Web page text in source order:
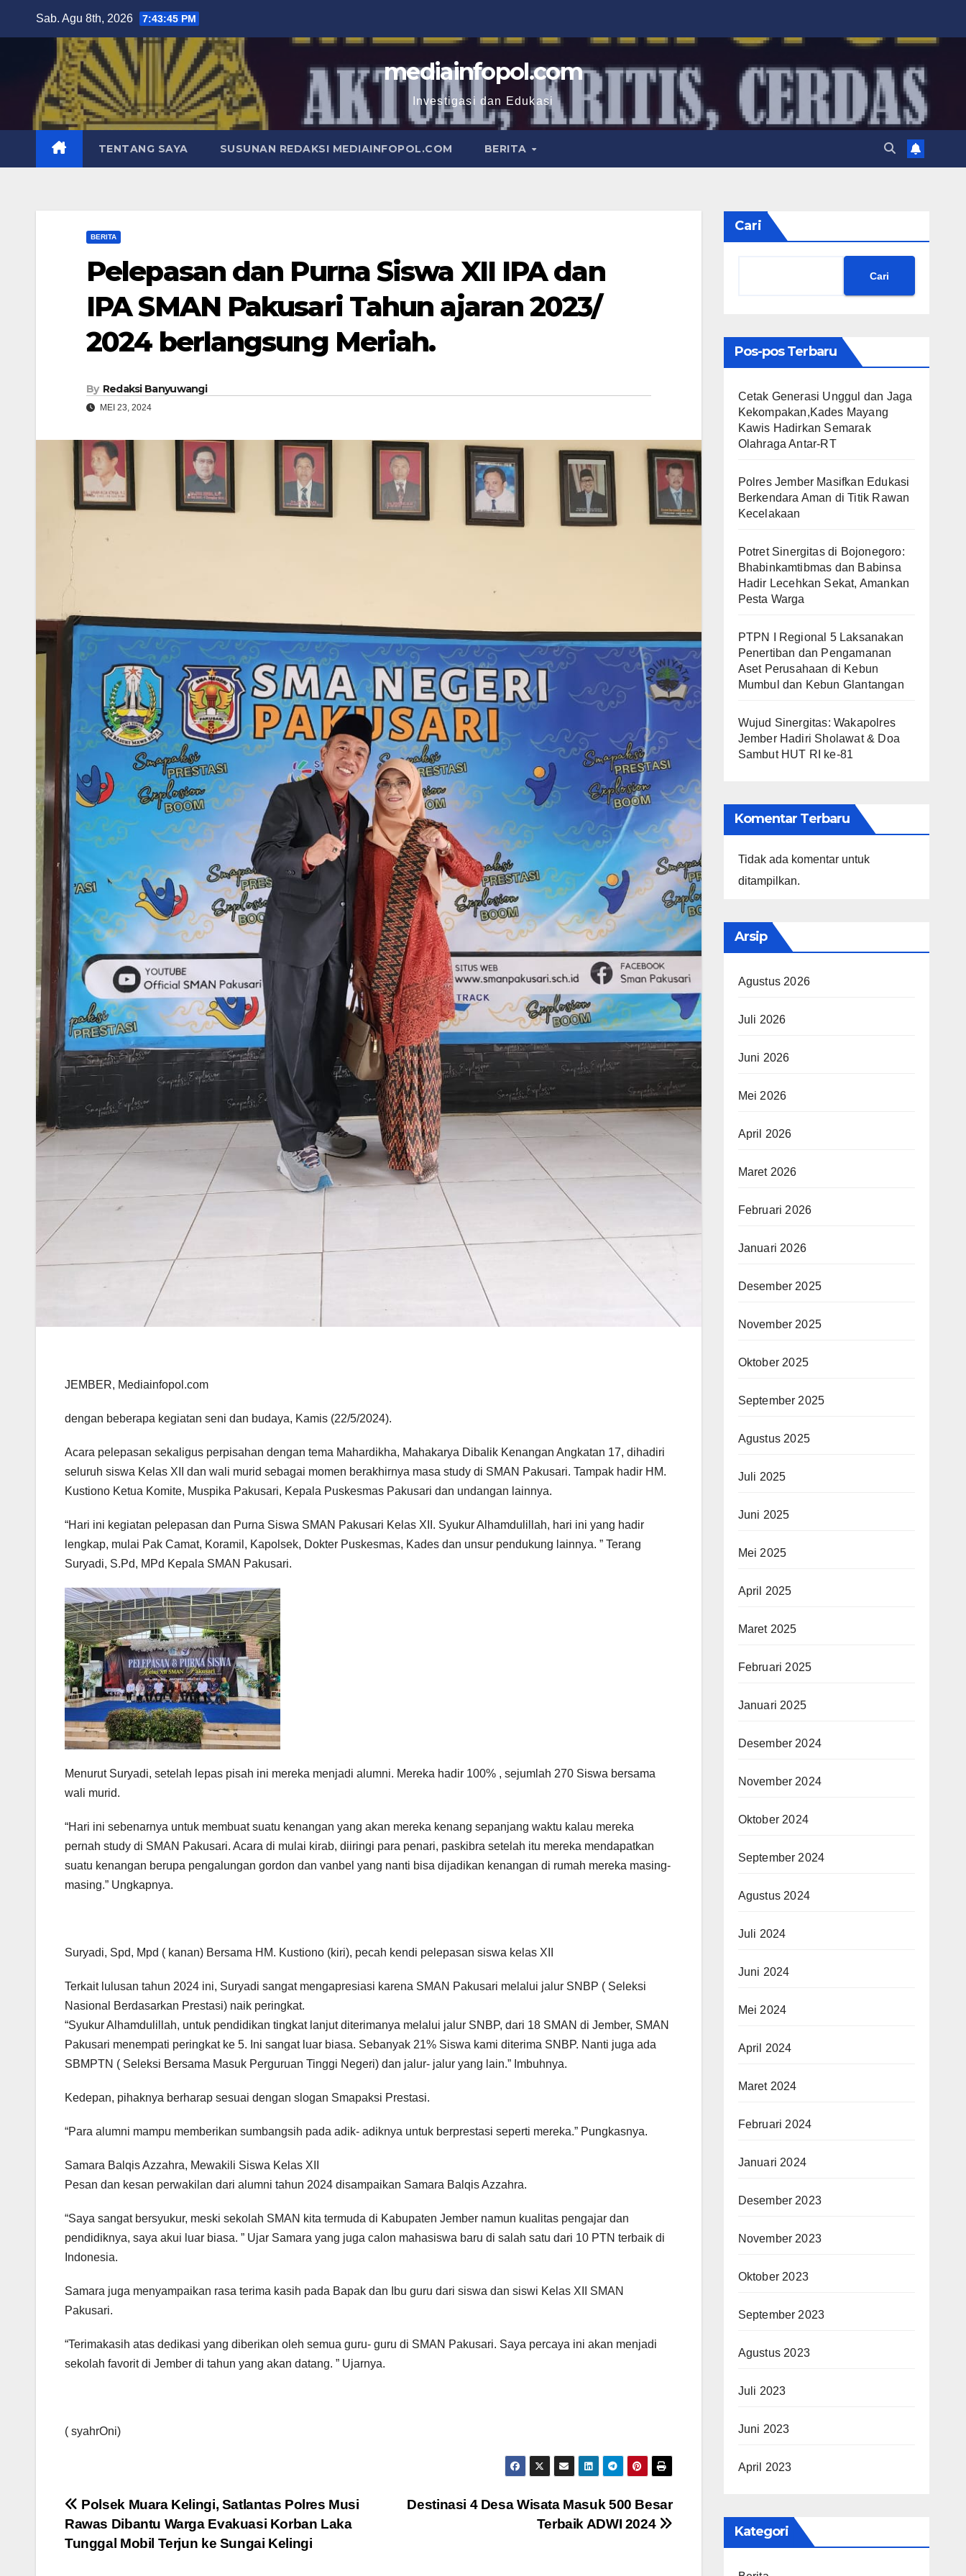
Sab. Agu 8th, 2026 7:43:46 PM
mediainfopol.com
Investigasi dan Edukasi
TENTANG SAYA SUSUNAN REDAKSI MEDIAINFOPOL.COM BERITA
BERITA
Pelepasan dan Purna Siswa XII IPA dan
IPA SMAN Pakusari Tahun ajaran 2023/
2024 berlangsung Meriah.
By Redaksi Banyuwangi
MEI 23, 2024
JEMBER, Mediainfopol.com
dengan beberapa kegiatan seni dan budaya, Kamis (22/5/2024).
Acara pelepasan sekaligus perpisahan dengan tema Mahardikha, Mahakarya Dibalik Kenangan Angkatan 17, dihadiri
seluruh siswa Kelas XII dan wali murid sebagai momen berakhirnya masa study di SMAN Pakusari. Tampak hadir HM.
Kustiono Ketua Komite, Muspika Pakusari, Kepala Puskesmas Pakusari dan undangan lainnya.
“Hari ini kegiatan pelepasan dan Purna Siswa SMAN Pakusari Kelas XII. Syukur Alhamdulillah, hari ini yang hadir
lengkap, mulai Pak Camat, Koramil, Kapolsek, Dokter Puskesmas, Kades dan unsur pendukung lainnya. ” Terang
Suryadi, S.Pd, MPd Kepala SMAN Pakusari.
Menurut Suryadi, setelah lepas pisah ini mereka menjadi alumni. Mereka hadir 100% , sejumlah 270 Siswa bersama
wali murid.
“Hari ini sebenarnya untuk membuat suatu kenangan yang akan mereka kenang sepanjang waktu kalau mereka
pernah study di SMAN Pakusari. Acara di mulai kirab, diiringi para penari, paskibra setelah itu mereka mendapatkan
suatu kenangan berupa pengalungan gordon dan vanbel yang nanti bisa dijadikan kenangan di rumah mereka masing-
masing.” Ungkapnya.
Suryadi, Spd, Mpd ( kanan) Bersama HM. Kustiono (kiri), pecah kendi pelepasan siswa kelas XII
Terkait lulusan tahun 2024 ini, Suryadi sangat mengapresiasi karena SMAN Pakusari melalui jalur SNBP ( Seleksi
Nasional Berdasarkan Prestasi) naik peringkat.
“Syukur Alhamdulillah, untuk pendidikan tingkat lanjut diterimanya melalui jalur SNBP, dari 18 SMAN di Jember, SMAN
Pakusari menempati peringkat ke 5. Ini sangat luar biasa. Sebanyak 21% Siswa kami diterima SNBP. Nanti juga ada
SBMPTN ( Seleksi Bersama Masuk Perguruan Tinggi Negeri) dan jalur- jalur yang lain.” Imbuhnya.
Kedepan, pihaknya berharap sesuai dengan slogan Smapaksi Prestasi.
“Para alumni mampu memberikan sumbangsih pada adik- adiknya untuk berprestasi seperti mereka.” Pungkasnya.
Samara Balqis Azzahra, Mewakili Siswa Kelas XII
Pesan dan kesan perwakilan dari alumni tahun 2024 disampaikan Samara Balqis Azzahra.
“Saya sangat bersyukur, meski sekolah SMAN kita termuda di Kabupaten Jember namun kualitas pengajar dan
pendidiknya, saya akui luar biasa. ” Ujar Samara yang juga calon mahasiswa baru di salah satu dari 10 PTN terbaik di
Indonesia.
Samara juga menyampaikan rasa terima kasih pada Bapak dan Ibu guru dari siswa dan siswi Kelas XII SMAN
Pakusari.
“Terimakasih atas dedikasi yang diberikan oleh semua guru- guru di SMAN Pakusari. Saya percaya ini akan menjadi
sekolah favorit di Jember di tahun yang akan datang. ” Ujarnya.
( syahrOni)
Navigasi
pos
Destinasi 4 Desa Wisata Masuk 500 Besar
Terbaik ADWI 2024
Polsek Muara Kelingi, Satlantas Polres Musi
Rawas Dibantu Warga Evakuasi Korban Laka
Tunggal Mobil Terjun ke Sungai Kelingi
Cari
Cari
Pos-pos Terbaru
Cetak Generasi Unggul dan Jaga
Kekompakan,Kades Mayang
Kawis Hadirkan Semarak
Olahraga Antar-RT
Polres Jember Masifkan Edukasi
Berkendara Aman di Titik Rawan
Kecelakaan
​Potret Sinergitas di Bojonegoro:
Bhabinkamtibmas dan Babinsa
Hadir Lecehkan Sekat, Amankan
Pesta Warga
PTPN I Regional 5 Laksanakan
Penertiban dan Pengamanan
Aset Perusahaan di Kebun
Mumbul dan Kebun Glantangan
Wujud Sinergitas: Wakapolres
Jember Hadiri Sholawat & Doa
Sambut HUT RI ke-81
Komentar Terbaru
Tidak ada komentar untuk
ditampilkan.
Arsip
Agustus 2026
Juli 2026
Juni 2026
Mei 2026
April 2026
Maret 2026
Februari 2026
Januari 2026
Desember 2025
November 2025
Oktober 2025
September 2025
Agustus 2025
Juli 2025
Juni 2025
Mei 2025
April 2025
Maret 2025
Februari 2025
Januari 2025
Desember 2024
November 2024
Oktober 2024
September 2024
Agustus 2024
Juli 2024
Juni 2024
Mei 2024
April 2024
Maret 2024
Februari 2024
Januari 2024
Desember 2023
November 2023
Oktober 2023
September 2023
Agustus 2023
Juli 2023
Juni 2023
April 2023
Kategori